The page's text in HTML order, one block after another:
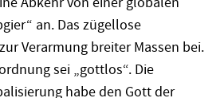
an. Das zügellose
Verarmung breiter Massen bei.
sei „gottlos“. Die
habe den Gott der